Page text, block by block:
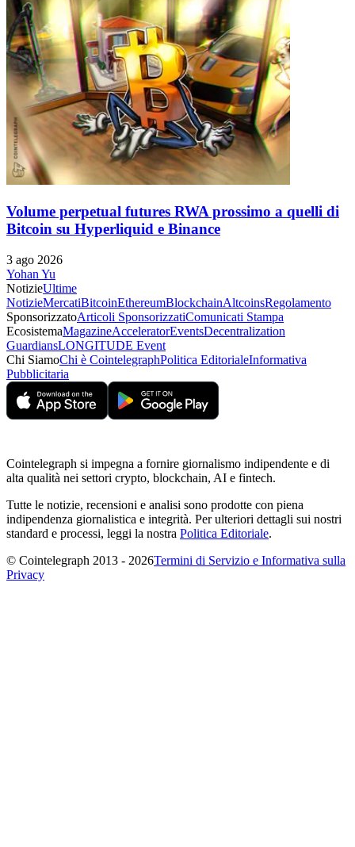
Volume perpetual futures RWA prossimo a quelli di
Bitcoin su Hyperliquid e Binance
3 ago 2026
Yohan Yu
NotizieUltime
NotizieMercatiBitcoinEthereumBlockchainAltcoinsRegolamento
SponsorizzatoArticoli SponsorizzatiComunicati Stampa
EcosistemaMagazineAcceleratorEventsDecentralization
GuardiansLONGITUDE Event
Chi SiamoChi è CointelegraphPolitica EditorialeInformativa
Pubblicitaria
Cointelegraph si impegna a fornire giornalismo indipendente e di
alta qualità nei settori crypto, blockchain, AI e fintech.
Tutte le notizie, recensioni e analisi sono prodotte con piena
indipendenza giornalistica e integrità. Per ulteriori dettagli sui nostri
standard e processi, leggi la nostra Politica Editoriale.
© Cointelegraph 2013 - 2026Termini di Servizio e Informativa sulla
Privacy